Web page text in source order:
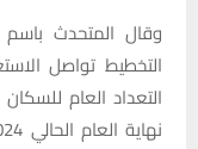
وقال المتحدث باسم
التخطيط تواصل
التعداد العام